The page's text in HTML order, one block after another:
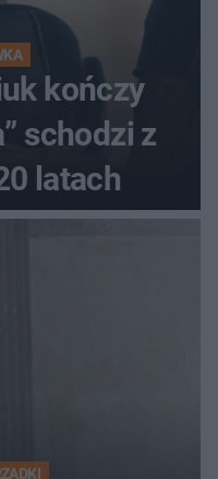
kończy
schodzi z
latach